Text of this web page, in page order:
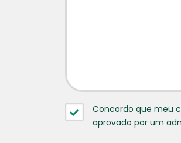
Concordo que meu
aprovado por um